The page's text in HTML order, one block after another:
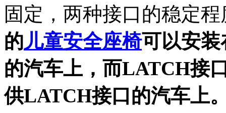
固定，两种接口的稳定
的儿童安全座椅可以安
的汽车上，而LATCH接
供LATCH接口的汽车上